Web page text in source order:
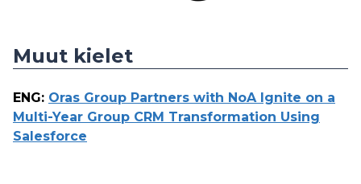
Muut kielet
ENG: Oras Group Partners with NoA Ignite on a
Multi-Year Group CRM Transformation Using
Salesforce